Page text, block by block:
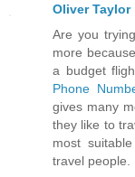
Oliver Taylor
Are you
more
a budget
Phone
gives many
they like to
most
travel people.